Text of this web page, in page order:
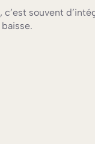
c’est souvent